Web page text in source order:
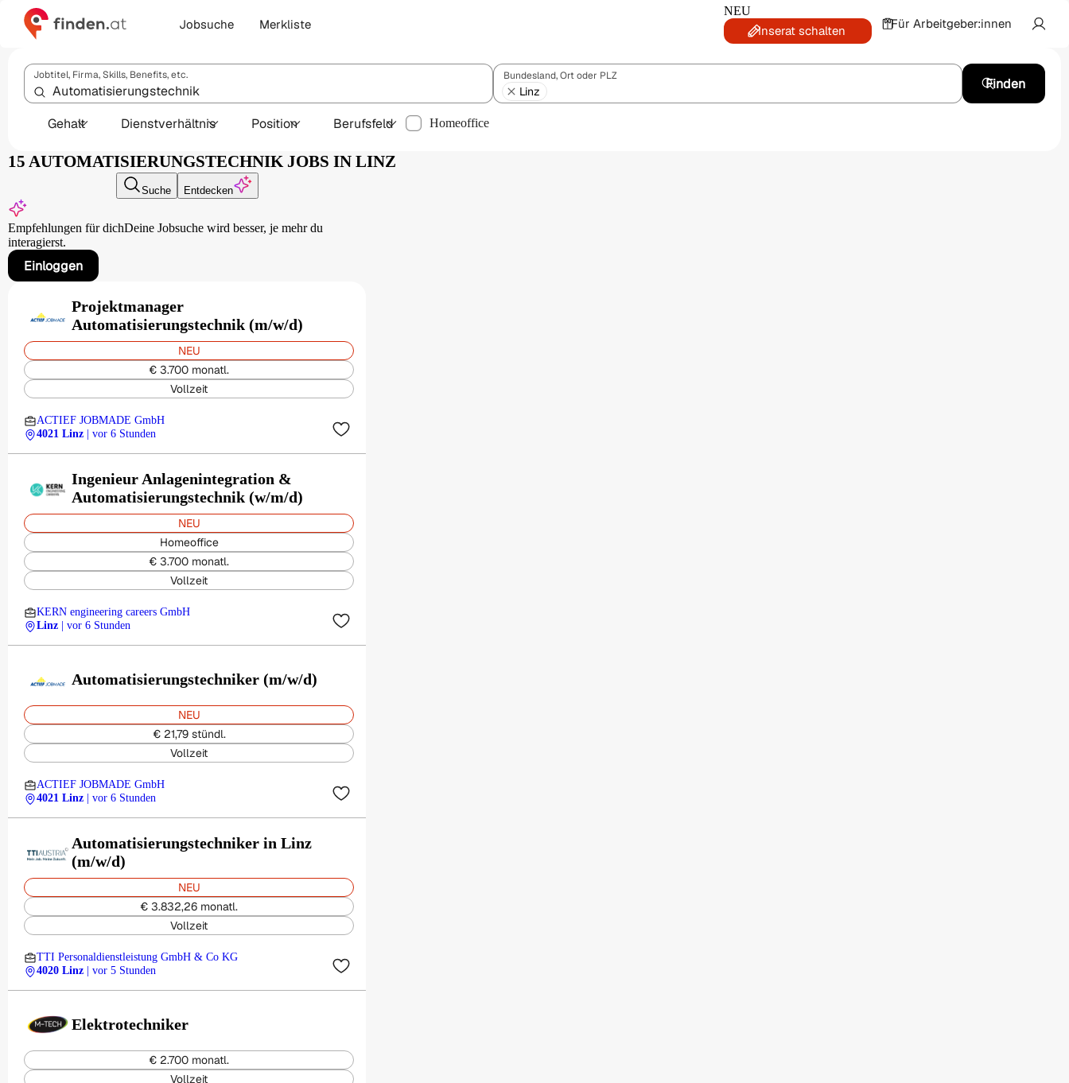
Jobsuche Merkliste
NEU
Inserat schalten Für Arbeitgeber:innen
Jobtitel, Firma, Skills, Benefits, etc. Bundesland, Ort oder PLZ
Linz Finden
Gehalt Dienstverhältnis Position Berufsfeld Homeoffice
15 AUTOMATISIERUNGSTECHNIK JOBS IN LINZ
Suche Entdecken
Empfehlungen für dichDeine Jobsuche wird besser, je mehr du
interagierst.
Einloggen
Projektmanager
Automatisierungstechnik (m/w/d)
NEU
€ 3.700 monatl.
Vollzeit
ACTIEF JOBMADE GmbH
4021 Linz
| vor 6 Stunden
Ingenieur Anlagenintegration &
Automatisierungstechnik (w/m/d)
NEU
Homeoffice
€ 3.700 monatl.
Vollzeit
KERN engineering careers GmbH
Linz
| vor 6 Stunden
Automatisierungstechniker (m/w/d)
NEU
€ 21,79 stündl.
Vollzeit
ACTIEF JOBMADE GmbH
4021 Linz
| vor 6 Stunden
Automatisierungstechniker in Linz
(m/w/d)
NEU
€ 3.832,26 monatl.
Vollzeit
TTI Personaldienstleistung GmbH & Co KG
4020 Linz
| vor 5 Stunden
Elektrotechniker
€ 2.700 monatl.
Vollzeit